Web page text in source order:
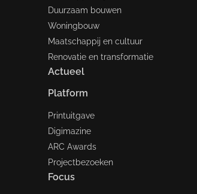
Duurzaam bouwen
Woningbouw
Maatschappij en cultuur
Renovatie en transformatie
Actueel
Platform
Printuitgave
Digimazine
ARC Awards
Projectbezoeken
Focus